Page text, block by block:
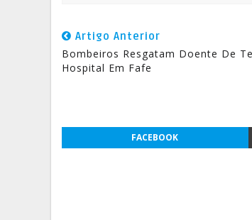
Artigo Anterior
Bombeiros Resgatam Doente De
Hospital Em Fafe
FACEBOOK